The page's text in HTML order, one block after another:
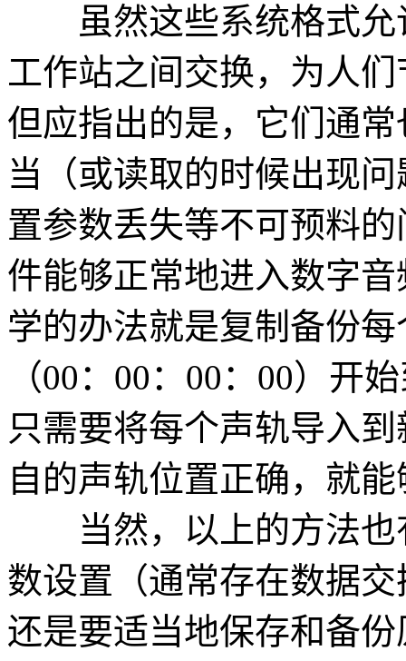
虽然这些系统格式允
工作站之间交换，为人
但应指出的是，它们通
当（或读取的时候出现
置参数丢失等不可预料
件能够正常地进入数字
学的办法就是复制备份
（00：00：00：00）开
只需要将每个声轨导入
自的声轨位置正确，就
当然，以上的方法也
数设置（通常存在数据
还是要适当地保存和备